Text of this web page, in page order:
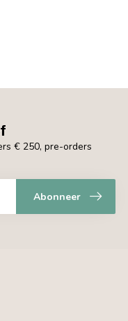
€ 250, pre-orders
Abonneer